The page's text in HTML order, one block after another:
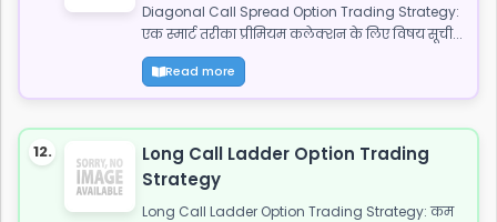
Diagonal Call Spread Option Trading Strategy:
एक स्मार्ट तरीका प्रीमियम कलेक्शन के लिए विषय सूची...
Read more
12.
Long Call Ladder Option Trading
Strategy
Long Call Ladder Option Trading Strategy: कम